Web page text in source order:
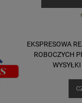
EKSPRESOWA
ROBOCZYCH